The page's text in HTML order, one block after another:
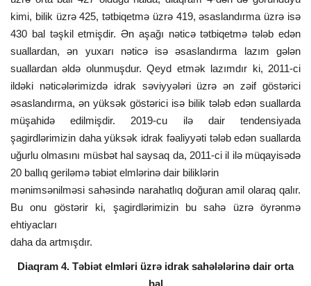
kimi, bilik üzrə 425, tətbiqetmə üzrə 419, əsaslandırma üzrə isə
430 bal təşkil etmişdir. Ən aşağı nəticə tətbiqetmə tələb edən
suallardan, ən yuxarı nəticə isə əsaslandırma lazım gələn
suallardan əldə olunmuşdur. Qeyd etmək lazımdır ki, 2011-ci
ildəki nəticələrimizdə idrak səviyyələri üzrə ən zəif göstərici
əsaslandırma, ən yüksək göstərici isə bilik tələb edən suallarda
müşahidə edilmişdir. 2019-cu ilə dair tendensiyada
şagirdlərimizin daha yüksək idrak fəaliyyəti tələb edən suallarda
uğurlu olmasını müsbət hal saysaq da, 2011-ci il ilə müqayisədə
20 ballıq geriləmə təbiət elmlərinə dair biliklərin
mənimsənilməsi sahəsində narahatlıq doğuran amil olaraq qalır.
Bu onu göstərir ki, şagirdlərimizin bu sahə üzrə öyrənmə
ehtiyacları
daha da artmışdır.
Diaqram 4. Təbiət elmləri üzrə idrak sahələlərinə dair orta
bal